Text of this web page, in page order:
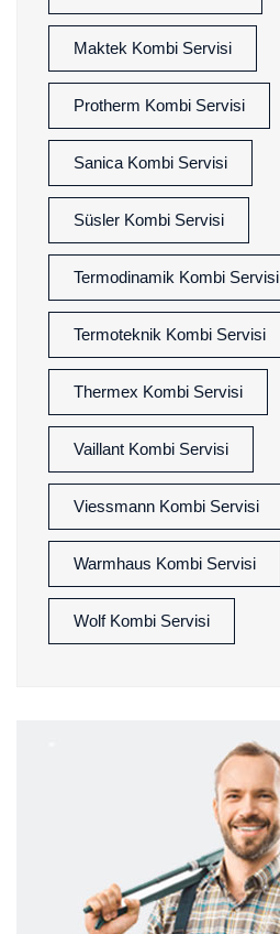
Maktek Kombi Servisi
Protherm Kombi Servisi
Sanica Kombi Servisi
Süsler Kombi Servisi
Termodinamik Kombi Servisi
Termoteknik Kombi Servisi
Thermex Kombi Servisi
Vaillant Kombi Servisi
Viessmann Kombi Servisi
Warmhaus Kombi Servisi
Wolf Kombi Servisi